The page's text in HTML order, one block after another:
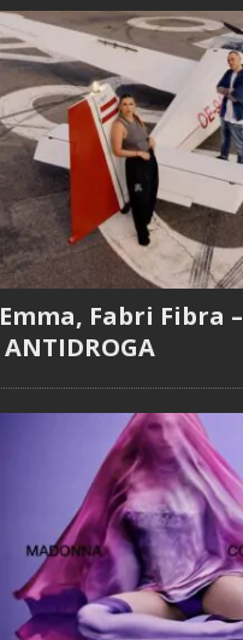
Emma, Fabri Fibra –
ANTIDROGA